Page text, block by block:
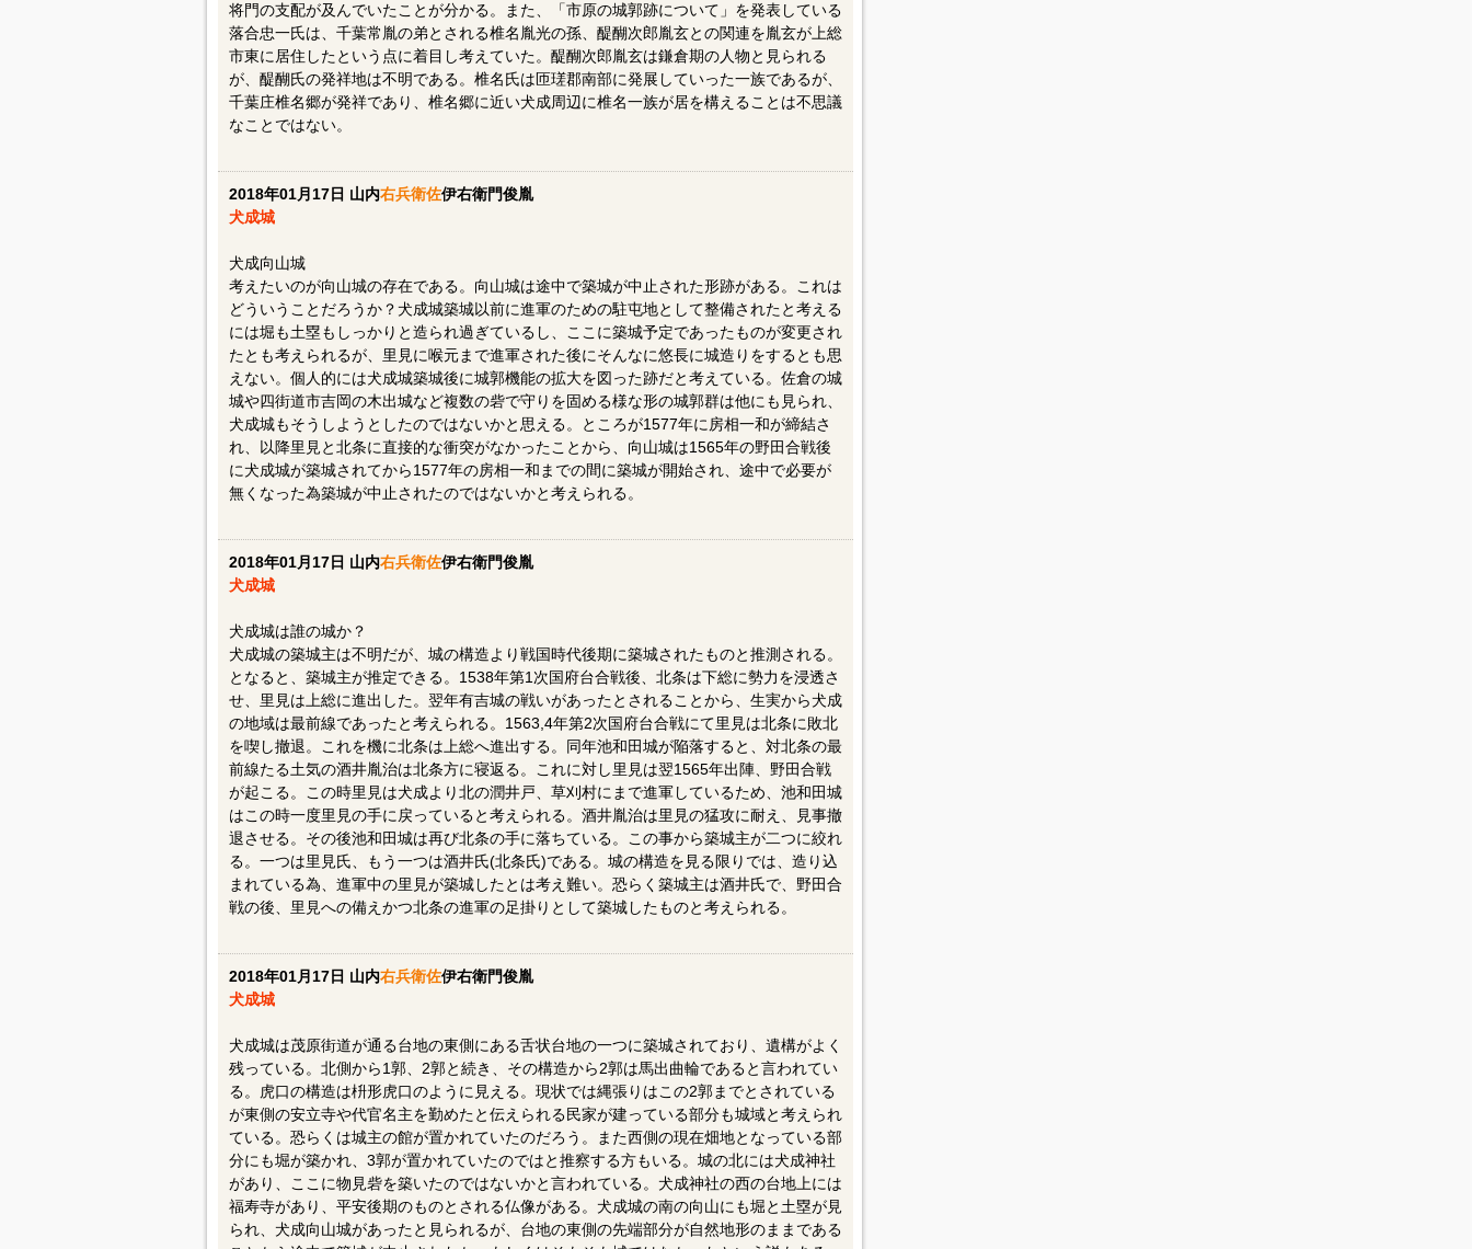
将門の支配が及んでいたことが分かる。また、「市原の城郭跡について」を発表している
落合忠一氏は、千葉常胤の弟とされる椎名胤光の孫、醍醐次郎胤玄との関連を胤玄が上総
市東に居住したという点に着目し考えていた。醍醐次郎胤玄は鎌倉期の人物と見られる
が、醍醐氏の発祥地は不明である。椎名氏は匝瑳郡南部に発展していった一族であるが、
千葉庄椎名郷が発祥であり、椎名郷に近い犬成周辺に椎名一族が居を構えることは不思議
なことではない。
2018年01月17日 山内右兵衛佐伊右衛門俊胤
犬成城
犬成向山城
考えたいのが向山城の存在である。向山城は途中で築城が中止された形跡がある。これは
どういうことだろうか？犬成城築城以前に進軍のための駐屯地として整備されたと考える
には堀も土塁もしっかりと造られ過ぎているし、ここに築城予定であったものが変更され
たとも考えられるが、里見に喉元まで進軍された後にそんなに悠長に城造りをするとも思
えない。個人的には犬成城築城後に城郭機能の拡大を図った跡だと考えている。佐倉の城
城や四街道市吉岡の木出城など複数の砦で守りを固める様な形の城郭群は他にも見られ、
犬成城もそうしようとしたのではないかと思える。ところが1577年に房相一和が締結さ
れ、以降里見と北条に直接的な衝突がなかったことから、向山城は1565年の野田合戦後
に犬成城が築城されてから1577年の房相一和までの間に築城が開始され、途中で必要が
無くなった為築城が中止されたのではないかと考えられる。
2018年01月17日 山内右兵衛佐伊右衛門俊胤
犬成城
犬成城は誰の城か？
犬成城の築城主は不明だが、城の構造より戦国時代後期に築城されたものと推測される。
となると、築城主が推定できる。1538年第1次国府台合戦後、北条は下総に勢力を浸透さ
せ、里見は上総に進出した。翌年有吉城の戦いがあったとされることから、生実から犬成
の地域は最前線であったと考えられる。1563,4年第2次国府台合戦にて里見は北条に敗北
を喫し撤退。これを機に北条は上総へ進出する。同年池和田城が陥落すると、対北条の最
前線たる土気の酒井胤治は北条方に寝返る。これに対し里見は翌1565年出陣、野田合戦
が起こる。この時里見は犬成より北の潤井戸、草刈村にまで進軍しているため、池和田城
はこの時一度里見の手に戻っていると考えられる。酒井胤治は里見の猛攻に耐え、見事撤
退させる。その後池和田城は再び北条の手に落ちている。この事から築城主が二つに絞れ
る。一つは里見氏、もう一つは酒井氏(北条氏)である。城の構造を見る限りでは、造り込
まれている為、進軍中の里見が築城したとは考え難い。恐らく築城主は酒井氏で、野田合
戦の後、里見への備えかつ北条の進軍の足掛りとして築城したものと考えられる。
2018年01月17日 山内右兵衛佐伊右衛門俊胤
犬成城
犬成城は茂原街道が通る台地の東側にある舌状台地の一つに築城されており、遺構がよく
残っている。北側から1郭、2郭と続き、その構造から2郭は馬出曲輪であると言われてい
る。虎口の構造は枡形虎口のように見える。現状では縄張りはこの2郭までとされている
が東側の安立寺や代官名主を勤めたと伝えられる民家が建っている部分も城域と考えられ
ている。恐らくは城主の館が置かれていたのだろう。また西側の現在畑地となっている部
分にも堀が築かれ、3郭が置かれていたのではと推察する方もいる。城の北には犬成神社
があり、ここに物見砦を築いたのではないかと言われている。犬成神社の西の台地上には
福寿寺があり、平安後期のものとされる仏像がある。犬成城の南の向山にも堀と土塁が見
られ、犬成向山城があったと見られるが、台地の東側の先端部分が自然地形のままである